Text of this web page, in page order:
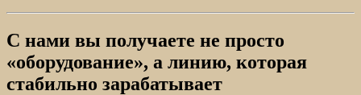
С нами вы получаете не просто
«оборудование», а линию, которая
стабильно зарабатывает